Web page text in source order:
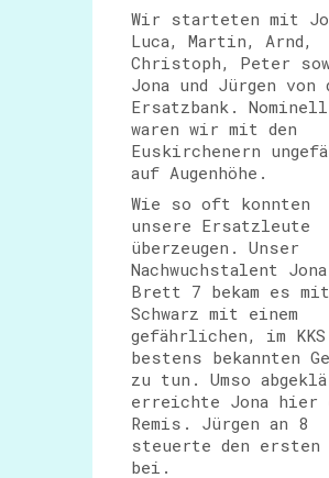
Wir starteten mit
Luca, Martin, Arnd,
Christoph, Peter
Jona und Jürgen von
Ersatzbank. Nominell
waren wir mit den
Euskirchenern
auf Augenhöhe.
Wie so oft konnten
unsere Ersatzleute
überzeugen. Unser
Nachwuchstalent
Brett 7 bekam es mit
Schwarz mit einem
gefährlichen, im KKS
bestens bekannten
zu tun. Umso
erreichte Jona hier
Remis. Jürgen an 8
steuerte den ersten
bei.